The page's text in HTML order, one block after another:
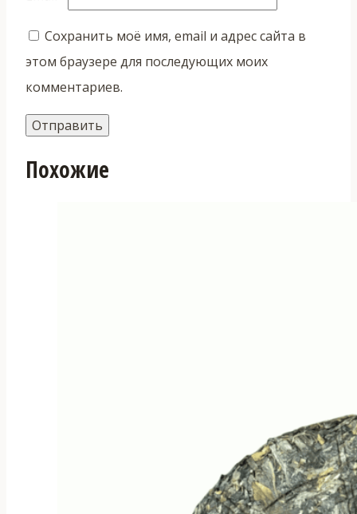
Сохранить моё имя, email и адрес сайта в
этом браузере для последующих моих
комментариев.
Похожие